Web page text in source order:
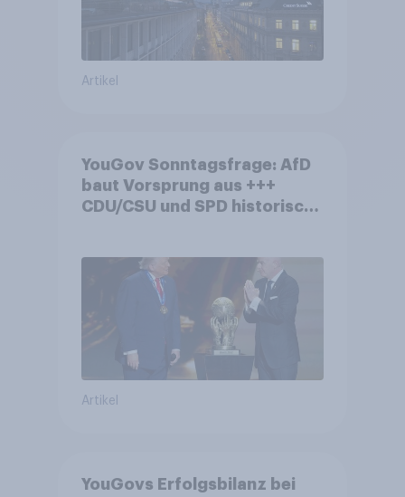
Artikel
YouGov Sonntagsfrage: AfD
baut Vorsprung aus +++
CDU/CSU und SPD historisch
Fußball-WM ohne Politik
Artikel
YouGovs Erfolgsbilanz bei